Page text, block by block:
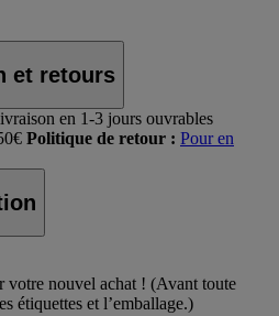
et retours
en 1-3 jours ouvrables
Politique de retour : Pour en
votre nouvel achat ! (Avant toute
étiquettes et l’emballage.)